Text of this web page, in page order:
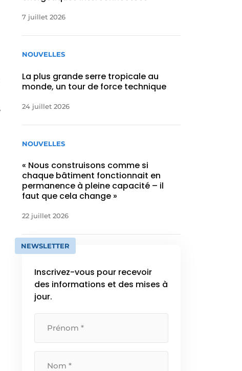
7 juillet 2026
NOUVELLES
La plus grande serre tropicale au
monde, un tour de force technique
24 juillet 2026
NOUVELLES
« Nous construisons comme si
chaque bâtiment fonctionnait en
permanence à pleine capacité – il
faut que cela change »
22 juillet 2026
NEWSLETTER
Inscrivez-vous pour recevoir
des informations et des mises à
jour.